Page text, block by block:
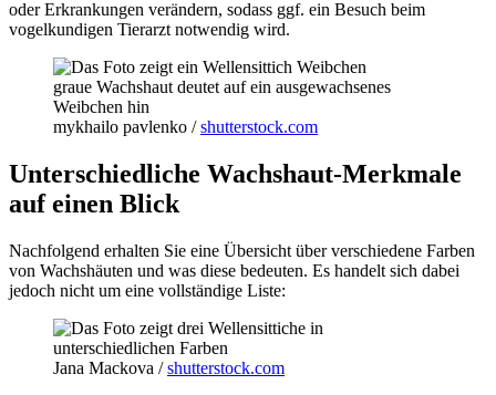
oder Erkrankungen verändern, sodass ggf. ein Besuch beim
vogelkundigen Tierarzt notwendig wird.
graue Wachshaut deutet auf ein ausgewachsenes
Weibchen hin
mykhailo pavlenko /shutterstock.com
Unterschiedliche Wachshaut-Merkmale
auf einen Blick
Nachfolgend erhalten Sie eine Übersicht über verschiedene Farben
von Wachshäuten und was diese bedeuten. Es handelt sich dabei
jedoch nicht um eine vollständige Liste:
Jana Mackova /shutterstock.com